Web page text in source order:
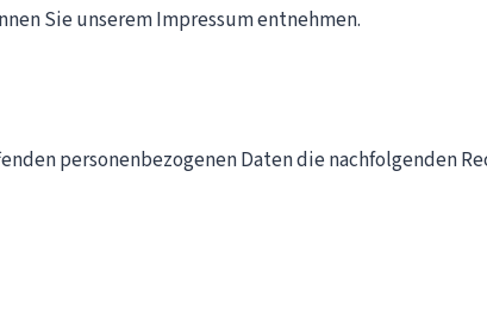
Sie unserem Impressum entnehmen.
personenbezogenen Daten die nachfolgenden